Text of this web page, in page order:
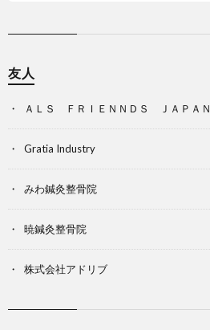
友人
ＡＬＳ ＦＲＩＥＮＮＤＳ ＪＡＰＡＮ
Gratia Industry
みわ鍼灸整骨院
暁鍼灸整骨院
株式会社アドリブ